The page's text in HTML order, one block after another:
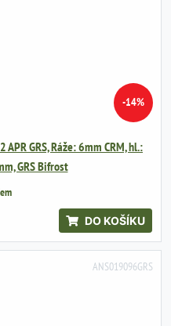
-14%
GRS, Ráže: 6mm CRM, hl.:
GRS Bifrost
DO KOŠÍKU
ANS019096GRS